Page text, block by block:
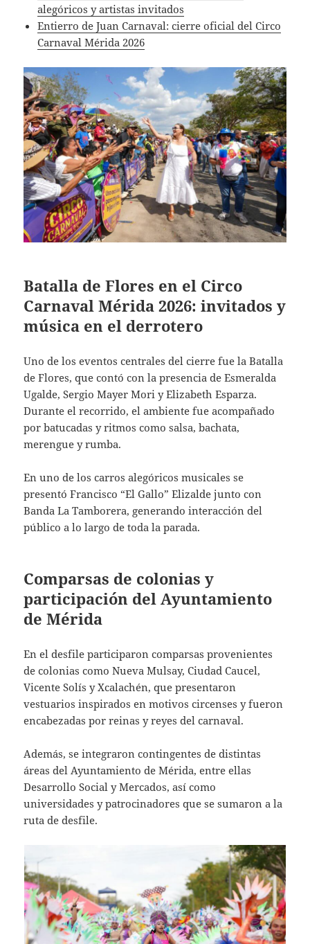
alegóricos y artistas invitados
Entierro de Juan Carnaval: cierre oficial del Circo
Carnaval Mérida 2026
Batalla de Flores en el Circo
Carnaval Mérida 2026: invitados y
música en el derrotero
Uno de los eventos centrales del cierre fue la Batalla
de Flores, que contó con la presencia de Esmeralda
Ugalde, Sergio Mayer Mori y Elizabeth Esparza.
Durante el recorrido, el ambiente fue acompañado
por batucadas y ritmos como salsa, bachata,
merengue y rumba.
En uno de los carros alegóricos musicales se
presentó Francisco “El Gallo” Elizalde junto con
Banda La Tamborera, generando interacción del
público a lo largo de toda la parada.
Comparsas de colonias y
participación del Ayuntamiento
de Mérida
En el desfile participaron comparsas provenientes
de colonias como Nueva Mulsay, Ciudad Caucel,
Vicente Solís y Xcalachén, que presentaron
vestuarios inspirados en motivos circenses y fueron
encabezadas por reinas y reyes del carnaval.
Además, se integraron contingentes de distintas
áreas del Ayuntamiento de Mérida, entre ellas
Desarrollo Social y Mercados, así como
universidades y patrocinadores que se sumaron a la
ruta de desfile.